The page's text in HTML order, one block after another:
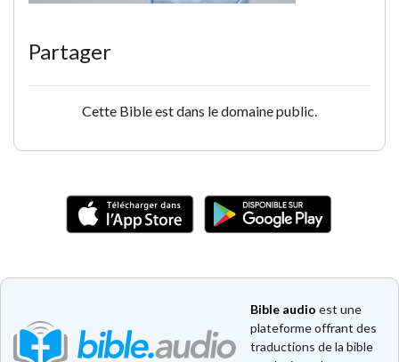
Partager
Cette Bible est dans le domaine public.
Bible audio est une
plateforme offrant des
traductions de la bible